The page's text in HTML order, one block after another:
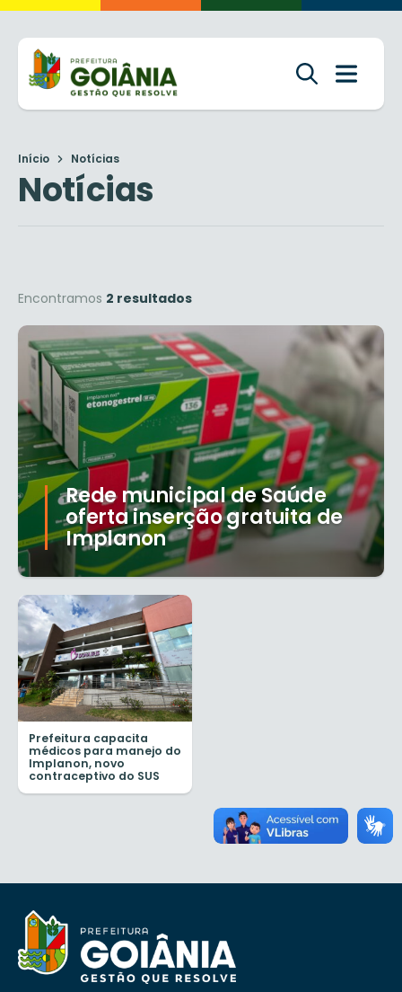
Início Notícias
Notícias
Encontramos 2 resultados
Rede municipal de Saúde
oferta inserção gratuita de
Implanon
Prefeitura capacita
médicos para manejo do
Implanon, novo
contraceptivo do SUS